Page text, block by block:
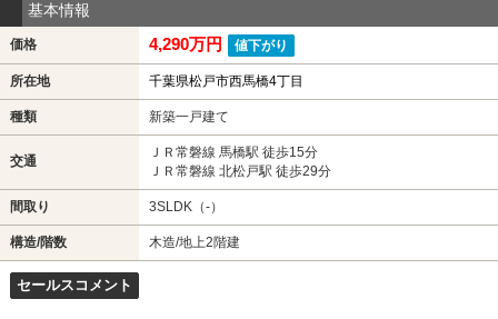
基本情報
価格 4,290万円 値下がり
所在地 千葉県松戸市西馬橋4丁目
種類 新築一戸建て
交通
ＪＲ常磐線 馬橋駅 徒歩15分
ＪＲ常磐線 北松戸駅 徒歩29分
間取り 3SLDK（-）
構造/階数 木造/地上2階建
セールスコメント